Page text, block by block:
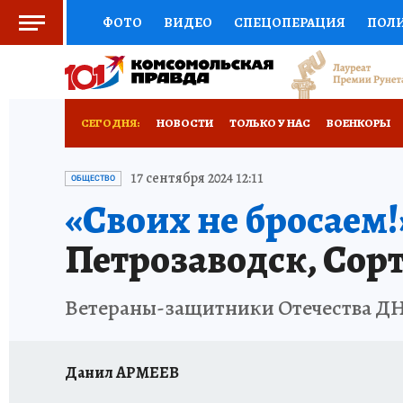
ФОТО ВИДЕО СПЕЦОПЕРАЦИЯ
СОЦПОДДЕРЖКА НАУКА СПОРТ
ТУРИЗМ ПРЕСС-
ВСЕ О КП РАДИО КП
СЕГОДНЯ: НОВОСТИ ТОЛЬКО У НАС ВОЕНКОРЫ
НОВОРОССИЯ АФИША
ОБЩЕСТВО 17 сентября 2024 12:11
«Своих не
Петрозаводск,
Ветераны-защитники Отечества
Данил АРМЕЕВ